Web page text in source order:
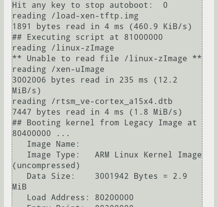
Hit any key to stop autoboot:  0
reading /load-xen-tftp.img
1891 bytes read in 4 ms (460.9 KiB/s)
## Executing script at 81000000
reading /linux-zImage
** Unable to read file /linux-zImage **
reading /xen-uImage
3002006 bytes read in 235 ms (12.2
MiB/s)
reading /rtsm_ve-cortex_a15x4.dtb
7447 bytes read in 4 ms (1.8 MiB/s)
## Booting kernel from Legacy Image at
80400000 ...
(uncompressed)
MiB